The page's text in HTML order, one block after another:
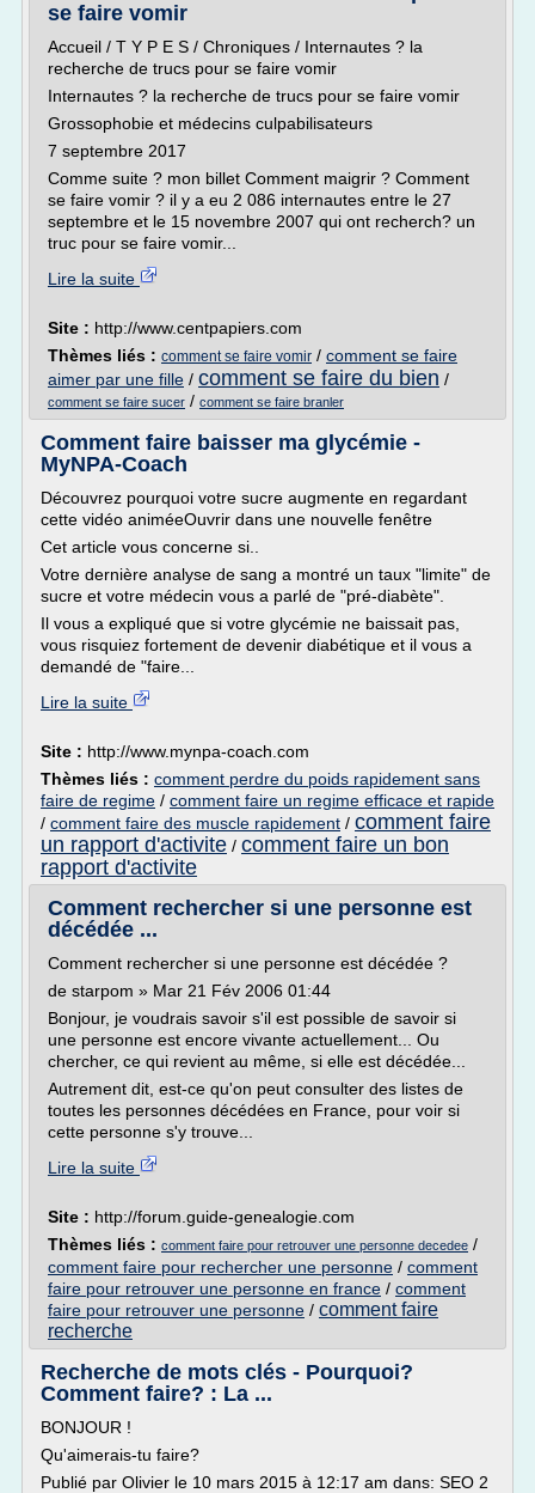
se faire vomir
Accueil / T Y P E S / Chroniques / Internautes ? la
recherche de trucs pour se faire vomir
Internautes ? la recherche de trucs pour se faire vomir
Grossophobie et médecins culpabilisateurs
7 septembre 2017
Comme suite ? mon billet Comment maigrir ? Comment
se faire vomir ? il y a eu 2 086 internautes entre le 27
septembre et le 15 novembre 2007 qui ont recherch? un
truc pour se faire vomir...
Lire la suite
Site : http://www.centpapiers.com
Thèmes liés : comment se faire vomir / comment se faire
aimer par une fille / comment se faire du bien /
comment se faire sucer / comment se faire branler
Comment faire baisser ma glycémie -
MyNPA-Coach
Découvrez pourquoi votre sucre augmente en regardant
cette vidéo animéeOuvrir dans une nouvelle fenêtre
Cet article vous concerne si..
Votre dernière analyse de sang a montré un taux "limite" de
sucre et votre médecin vous a parlé de "pré-diabète".
Il vous a expliqué que si votre glycémie ne baissait pas,
vous risquiez fortement de devenir diabétique et il vous a
demandé de "faire...
Lire la suite
Site : http://www.mynpa-coach.com
Thèmes liés : comment perdre du poids rapidement sans
faire de regime / comment faire un regime efficace et rapide
/ comment faire des muscle rapidement / comment faire
un rapport d'activite / comment faire un bon
rapport d'activite
Comment rechercher si une personne est
décédée ...
Comment rechercher si une personne est décédée ?
de starpom » Mar 21 Fév 2006 01:44
Bonjour, je voudrais savoir s'il est possible de savoir si
une personne est encore vivante actuellement... Ou
chercher, ce qui revient au même, si elle est décédée...
Autrement dit, est-ce qu'on peut consulter des listes de
toutes les personnes décédées en France, pour voir si
cette personne s'y trouve...
Lire la suite
Site : http://forum.guide-genealogie.com
Thèmes liés : comment faire pour retrouver une personne decedee /
comment faire pour rechercher une personne / comment
faire pour retrouver une personne en france / comment
faire pour retrouver une personne / comment faire
recherche
Recherche de mots clés - Pourquoi?
Comment faire? : La ...
BONJOUR !
Qu'aimerais-tu faire?
Publié par Olivier le 10 mars 2015 à 12:17 am dans: SEO 2